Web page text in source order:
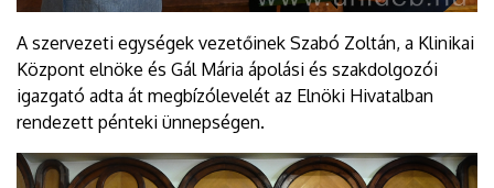
A szervezeti egységek vezetőinek Szabó Zoltán, a Klinikai
Központ elnöke és Gál Mária ápolási és szakdolgozói
igazgató adta át megbízólevelét az Elnöki Hivatalban
rendezett pénteki ünnepségen.